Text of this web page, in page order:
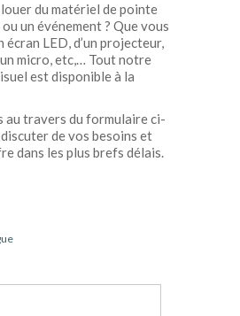
du matériel de pointe
un événement ? Que vous
écran LED, d’un projecteur,
micro, etc,… Tout notre
est disponible à la
au travers du formulaire ci-
de vos besoins et
dans les plus brefs délais.